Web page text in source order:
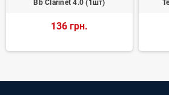
Bb Clarinet 4.0 (1шт)
136 грн.